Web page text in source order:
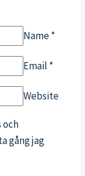
Name*
Email *
Website
och
gång jag